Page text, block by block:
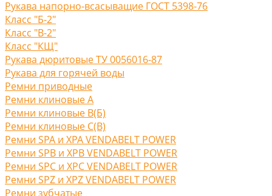
Рукава напорно-всасыващие ГОСТ 5398-76
Класс "Б-2"
Класс "В-2"
Класс "КЩ"
Рукава дюритовые ТУ 0056016-87
Рукава для горячей воды
Ремни приводные
Ремни клиновые A
Ремни клиновые В(Б)
Ремни клиновые С(B)
Ремни SPA и XPA VENDABELT POWER
Ремни SPB и XPB VENDABELT POWER
Ремни SPC и XPC VENDABELT POWER
Ремни SPZ и XPZ VENDABELT POWER
Ремни зубчатые